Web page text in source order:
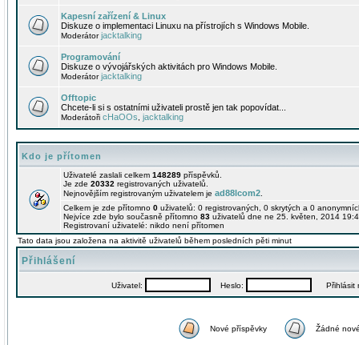
Kapesní zařízení & Linux
Diskuze o implementaci Linuxu na přístrojích s Windows Mobile.
Moderátorjacktalking
Programování
Diskuze o vývojářských aktivitách pro Windows Mobile.
Moderátorjacktalking
Offtopic
Chcete-li si s ostatními uživateli prostě jen tak popovídat...
Moderátoři cHaOOs jacktalking
Kdo je přítomen
Uživatelé zaslali celkem 148289 příspěvků.
Je zde 20332 registrovaných uživatelů.
Nejnovějším registrovaným uživatelem je ad88lcom2
Celkem je zde přítomno 0 uživatelů: 0 registrovaných, 0 skrytých a 0
Nejvíce zde bylo současně přítomno 83 uživatelů dne ne 25. květen, 2014
Registrovaní uživatelé: nikdo není přítomen
Tato data jsou založena na aktivitě uživatelů během posledních pěti minut
Přihlášení
Uživatel: Heslo: Přihlásit
Nové příspěvky Žádné